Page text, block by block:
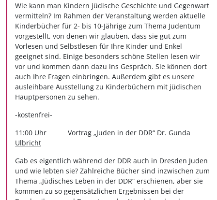
Wie kann man Kindern jüdische Geschichte und Gegenwart
vermitteln? Im Rahmen der Veranstaltung werden aktuelle
Kinderbücher für 2- bis 10-Jährige zum Thema Judentum
vorgestellt, von denen wir glauben, dass sie gut zum
Vorlesen und Selbstlesen für Ihre Kinder und Enkel
geeignet sind. Einige besonders schöne Stellen lesen wir
vor und kommen dann dazu ins Gespräch. Sie können dort
auch Ihre Fragen einbringen. Außerdem gibt es unsere
ausleihbare Ausstellung zu Kinderbüchern mit jüdischen
Hauptpersonen zu sehen.
-kostenfrei-
11:00 Uhr Vortrag „Juden in der DDR“ Dr. Gunda
Ulbricht
Gab es eigentlich während der DDR auch in Dresden Juden
und wie lebten sie? Zahlreiche Bücher sind inzwischen zum
Thema „Jüdisches Leben in der DDR“ erschienen, aber sie
kommen zu so gegensätzlichen Ergebnissen bei der